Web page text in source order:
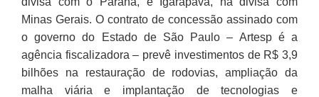
Minas Gerais. O contrato de concessão assinado com
o governo do Estado de São Paulo – Artesp é a
agência fiscalizadora – prevê investimentos de R$ 3,9
bilhões na restauração de rodovias, ampliação da
malha viária e implantação de tecnologias e